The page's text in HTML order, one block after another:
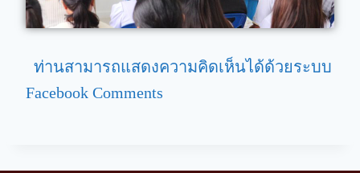
ท่านสามารถแสดงความคิดเห็นได้ด้วยระบบ
Facebook Comments